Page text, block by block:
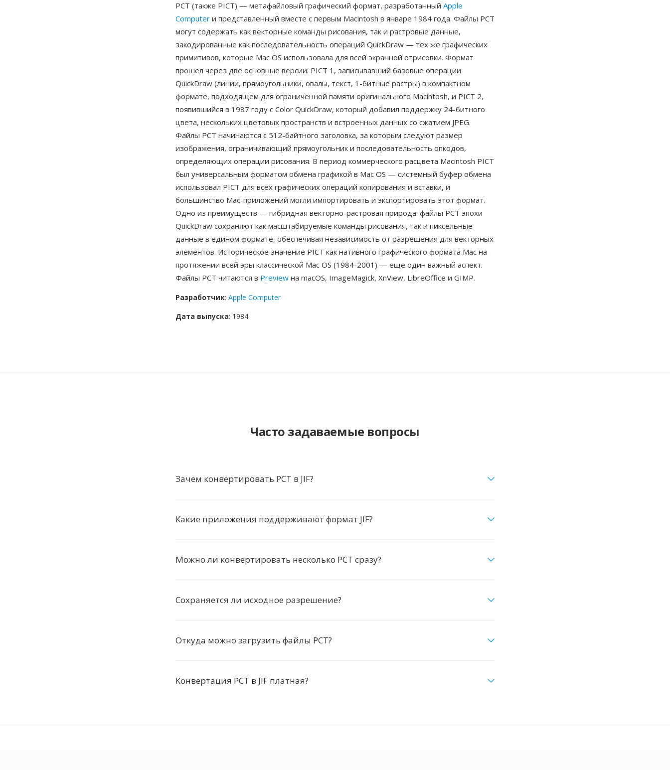
PCT (также PICT) — метафайловый графический формат, разработанный Apple
Computer и представленный вместе с первым Macintosh в январе 1984 года. Файлы PCT
могут содержать как векторные команды рисования, так и растровые данные,
закодированные как последовательность операций QuickDraw — тех же графических
примитивов, которые Mac OS использовала для всей экранной отрисовки. Формат
прошел через две основные версии: PICT 1, записывавший базовые операции
QuickDraw (линии, прямоугольники, овалы, текст, 1-битные растры) в компактном
формате, подходящем для ограниченной памяти оригинального Macintosh, и PICT 2,
появившийся в 1987 году с Color QuickDraw, который добавил поддержку 24-битного
цвета, нескольких цветовых пространств и встроенных данных со сжатием JPEG.
Файлы PCT начинаются с 512-байтного заголовка, за которым следуют размер
изображения, ограничивающий прямоугольник и последовательность опкодов,
определяющих операции рисования. В период коммерческого расцвета Macintosh PICT
был универсальным форматом обмена графикой в Mac OS — системный буфер обмена
использовал PICT для всех графических операций копирования и вставки, и
большинство Mac-приложений могли импортировать и экспортировать этот формат.
Одно из преимуществ — гибридная векторно-растровая природа: файлы PCT эпохи
QuickDraw сохраняют как масштабируемые команды рисования, так и пиксельные
данные в едином формате, обеспечивая независимость от разрешения для векторных
элементов. Историческое значение PICT как нативного графического формата Mac на
протяжении всей эры классической Mac OS (1984-2001) — еще один важный аспект.
Файлы PCT читаются в Preview на macOS, ImageMagick, XnView, LibreOffice и GIMP.
Разработчик: Apple Computer
Дата выпуска: 1984
Часто задаваемые вопросы
Зачем конвертировать PCT в JIF?
Какие приложения поддерживают формат JIF?
Можно ли конвертировать несколько PCT сразу?
Сохраняется ли исходное разрешение?
Откуда можно загрузить файлы PCT?
Конвертация PCT в JIF платная?